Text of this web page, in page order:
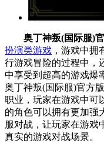
奥丁神叛(国际服)
扮演类游戏 ，游戏中
行游戏冒险的过程中，
中享受到超高的游戏爆
奥丁神叛(国际服)官方
职业，玩家在游戏中可
的角色可以拥有更加强
服对战，让玩家在游戏
真实的游戏对战场景。